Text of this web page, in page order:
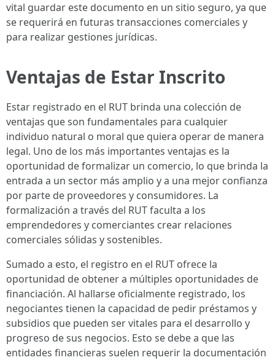
vital guardar este documento en un sitio seguro, ya que
se requerirá en futuras transacciones comerciales y
para realizar gestiones jurídicas.
Ventajas de Estar Inscrito
Estar registrado en el RUT brinda una colección de
ventajas que son fundamentales para cualquier
individuo natural o moral que quiera operar de manera
legal. Uno de los más importantes ventajas es la
oportunidad de formalizar un comercio, lo que brinda la
entrada a un sector más amplio y a una mejor confianza
por parte de proveedores y consumidores. La
formalización a través del RUT faculta a los
emprendedores y comerciantes crear relaciones
comerciales sólidas y sostenibles.
Sumado a esto, el registro en el RUT ofrece la
oportunidad de obtener a múltiples oportunidades de
financiación. Al hallarse oficialmente registrado, los
negociantes tienen la capacidad de pedir préstamos y
subsidios que pueden ser vitales para el desarrollo y
progreso de sus negocios. Esto se debe a que las
entidades financieras suelen requerir la documentación